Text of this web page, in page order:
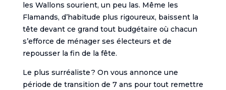
les Wallons sourient, un peu las. Même les
Flamands, d’habitude plus rigoureux, baissent la
tête devant ce grand tout budgétaire où chacun
s’efforce de ménager ses électeurs et de
repousser la fin de la fête.
Le plus surréaliste ? On vous annonce une
période de transition de 7 ans pour tout remettre